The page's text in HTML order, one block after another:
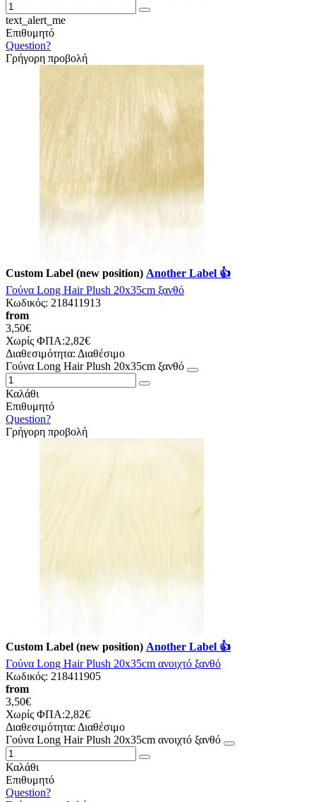
text_alert_me
Επιθυμητό
Question?
Γρήγορη προβολή
Custom Label (new position) Another Label 👍
Γούνα Long Hair Plush 20x35cm ξανθό
Κωδικός: 218411913
from
3,50€
Χωρίς ΦΠΑ:2,82€
Διαθεσιμότητα: Διαθέσιμο
Γούνα Long Hair Plush 20x35cm ξανθό
Καλάθι
Επιθυμητό
Question?
Γρήγορη προβολή
Custom Label (new position) Another Label 👍
Γούνα Long Hair Plush 20x35cm ανοιχτό ξανθό
Κωδικός: 218411905
from
3,50€
Χωρίς ΦΠΑ:2,82€
Διαθεσιμότητα: Διαθέσιμο
Γούνα Long Hair Plush 20x35cm ανοιχτό ξανθό
Καλάθι
Επιθυμητό
Question?